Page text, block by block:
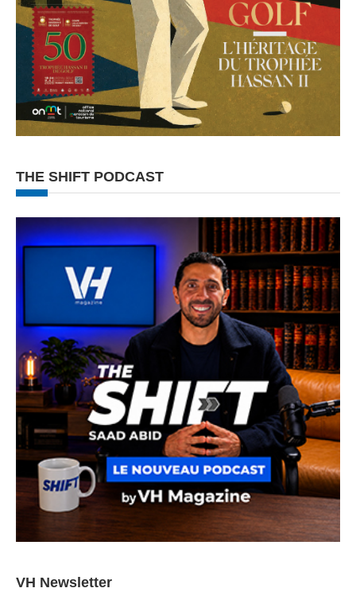
THE SHIFT PODCAST
VH Newsletter